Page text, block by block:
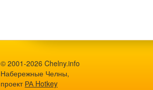
© 2001-2026 Chelny.info
Набережные Челны,
проект РА Hotkey